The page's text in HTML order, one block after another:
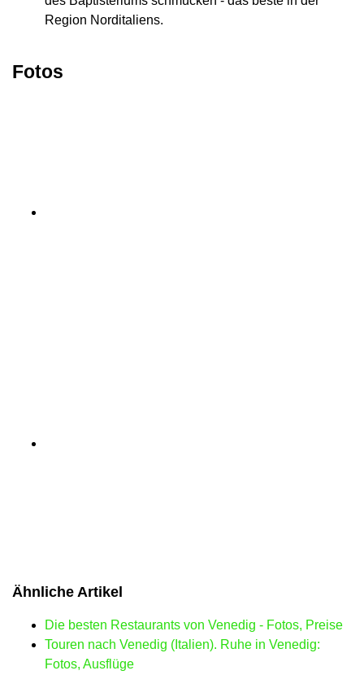
Region Norditaliens.
Fotos
Ähnliche Artikel
Die besten Restaurants von Venedig - Fotos, Preise
Touren nach Venedig (Italien). Ruhe in Venedig:
Fotos, Ausflüge